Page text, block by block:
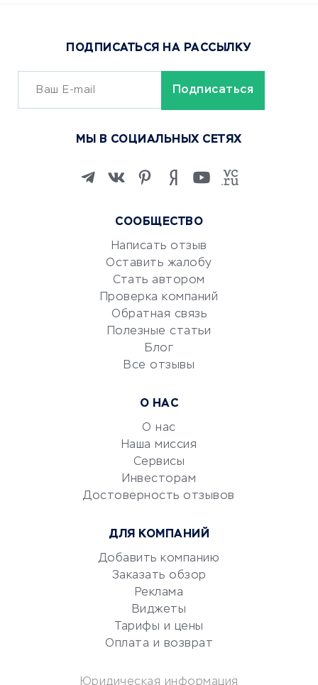
Сервисы доставки
ОБУЧЕНИЕ И РАБОТА
Изучение иностранных
Маркетинг и продажи
Репетиторство
Красота и здоровье
Сервисы по поиску работы
Сетевой маркетинг
УСЛУГИ ДЛЯ БИЗНЕСА
документооборот
Консалтинговые компании
Аудиторские компании
Бухгалтерия онлайн
КРЕДИТЫ И ЗАЙМЫ
СООБЩЕСТВО
Написать отзыв
Оставить жалобу
Стать автором
Проверка компаний
Обратная связь
Полезные статьи
Блог
Все отзывы
О НАС
О нас
Наша миссия
Сервисы
Инвесторам
Достоверность отзывов
ДЛЯ КОМПАНИЙ
Добавить компанию
Заказать обзор
Реклама
Виджеты
Тарифы и цены
Оплата и возврат
ПОДПИСАТЬСЯ НА РАССЫЛКУ
МЫ В СОЦИАЛЬНЫХ СЕТЯХ
Юридическая информация